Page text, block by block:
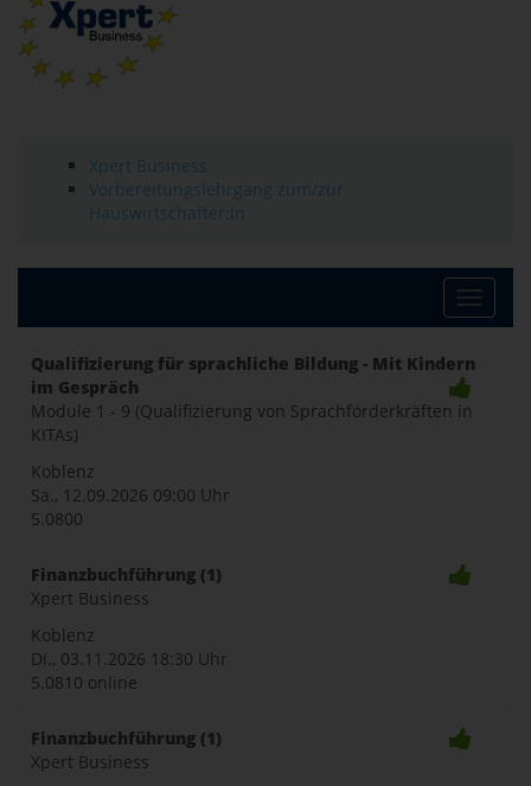
Xpert Business
Vorbereitungslehrgang zum/zur
Hauswirtschafter:in
Toggle
Qualifizierung für sprachliche Bildung - Mit Kindern
im Gespräch
Module 1 - 9 (Qualifizierung von Sprachförderkräften in
KITAs)
Koblenz
Sa., 12.09.2026 09:00 Uhr
5.0800
Finanzbuchführung (1)
Xpert Business
Koblenz
Di., 03.11.2026 18:30 Uhr
5.0810 online
Finanzbuchführung (1)
Xpert Business